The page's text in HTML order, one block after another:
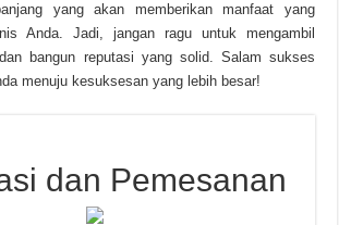
yang akan memberikan manfaat yang
Anda. Jadi, jangan ragu untuk mengambil
bangun reputasi yang solid. Salam sukses
menuju kesuksesan yang lebih besar!
dan Pemesanan